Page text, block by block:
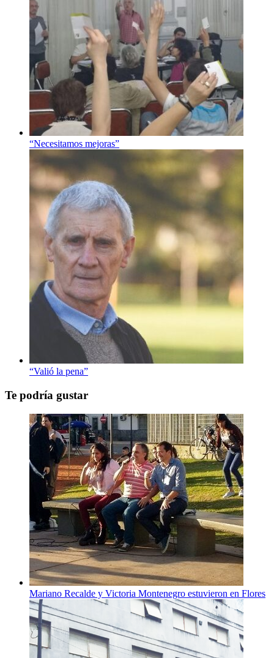
“Necesitamos mejoras”
“Valió la pena”
Te podría gustar
Mariano Recalde y Victoria Montenegro estuvieron en Flores